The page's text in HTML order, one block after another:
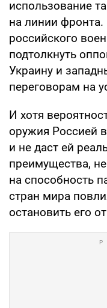
использование
на линии
российского
подтолкнуть
Украину и
переговорам на
И хотя
оружия Россией
и не даст ей
преимущества,
на способность
стран мира
остановить его